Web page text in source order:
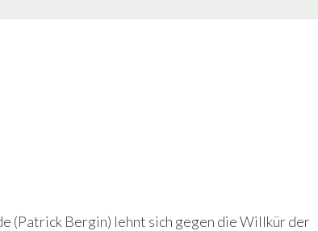
(Patrick Bergin) lehnt sich gegen die Willkür der